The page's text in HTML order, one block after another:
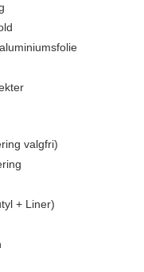
valgfri)
+ Liner)